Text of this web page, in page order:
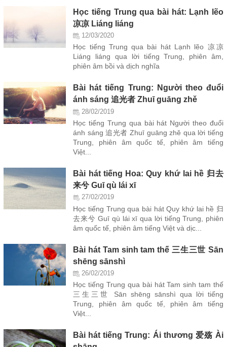
Học tiếng Trung qua bài hát: Lạnh lẽo
凉凉 Liáng liáng
12/03/2020
Học tiếng Trung qua bài hát Lạnh lẽo 凉凉
Liáng liáng qua lời tiếng Trung, phiên âm,
phiên âm bồi và dịch nghĩa
Bài hát tiếng Trung: Người theo đuổi
ánh sáng 追光者 Zhuī guāng zhě
28/02/2019
Học tiếng Trung qua bài hát Người theo đuổi
ánh sáng 追光者 Zhuī guāng zhě qua lời tiếng
Trung, phiên âm quốc tế, phiên âm tiếng
Việt...
Bài hát tiếng Hoa: Quy khứ lai hề 归去
来兮 Guī qù lái xī
27/02/2019
Học tiếng Trung qua bài hát Quy khứ lai hề 归
去来兮 Guī qù lái xī qua lời tiếng Trung, phiên
âm quốc tế, phiên âm tiếng Việt và dịc...
Bài hát Tam sinh tam thế 三生三世 Sān
shēng sānshì
26/02/2019
Học tiếng Trung qua bài hát Tam sinh tam thế
三生三世 Sān shēng sānshì qua lời tiếng
Trung, phiên âm quốc tế, phiên âm tiếng
Việt...
Bài hát tiếng Trung: Ái thương 爱殇 Ài